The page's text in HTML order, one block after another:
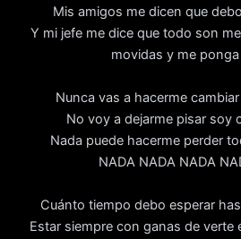
Mis amigos me dicen que
Y mi jefe me dice que todo son
movidas y me
Nunca vas a hacerme
No voy a dejarme pisar soy
Nada puede hacerme perder
NADA NADA NADA
Cuánto tiempo debo esperar
Estar siempre con ganas de verte